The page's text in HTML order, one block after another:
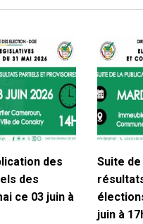
des
des
ce 03 juin à
Suite
juin à